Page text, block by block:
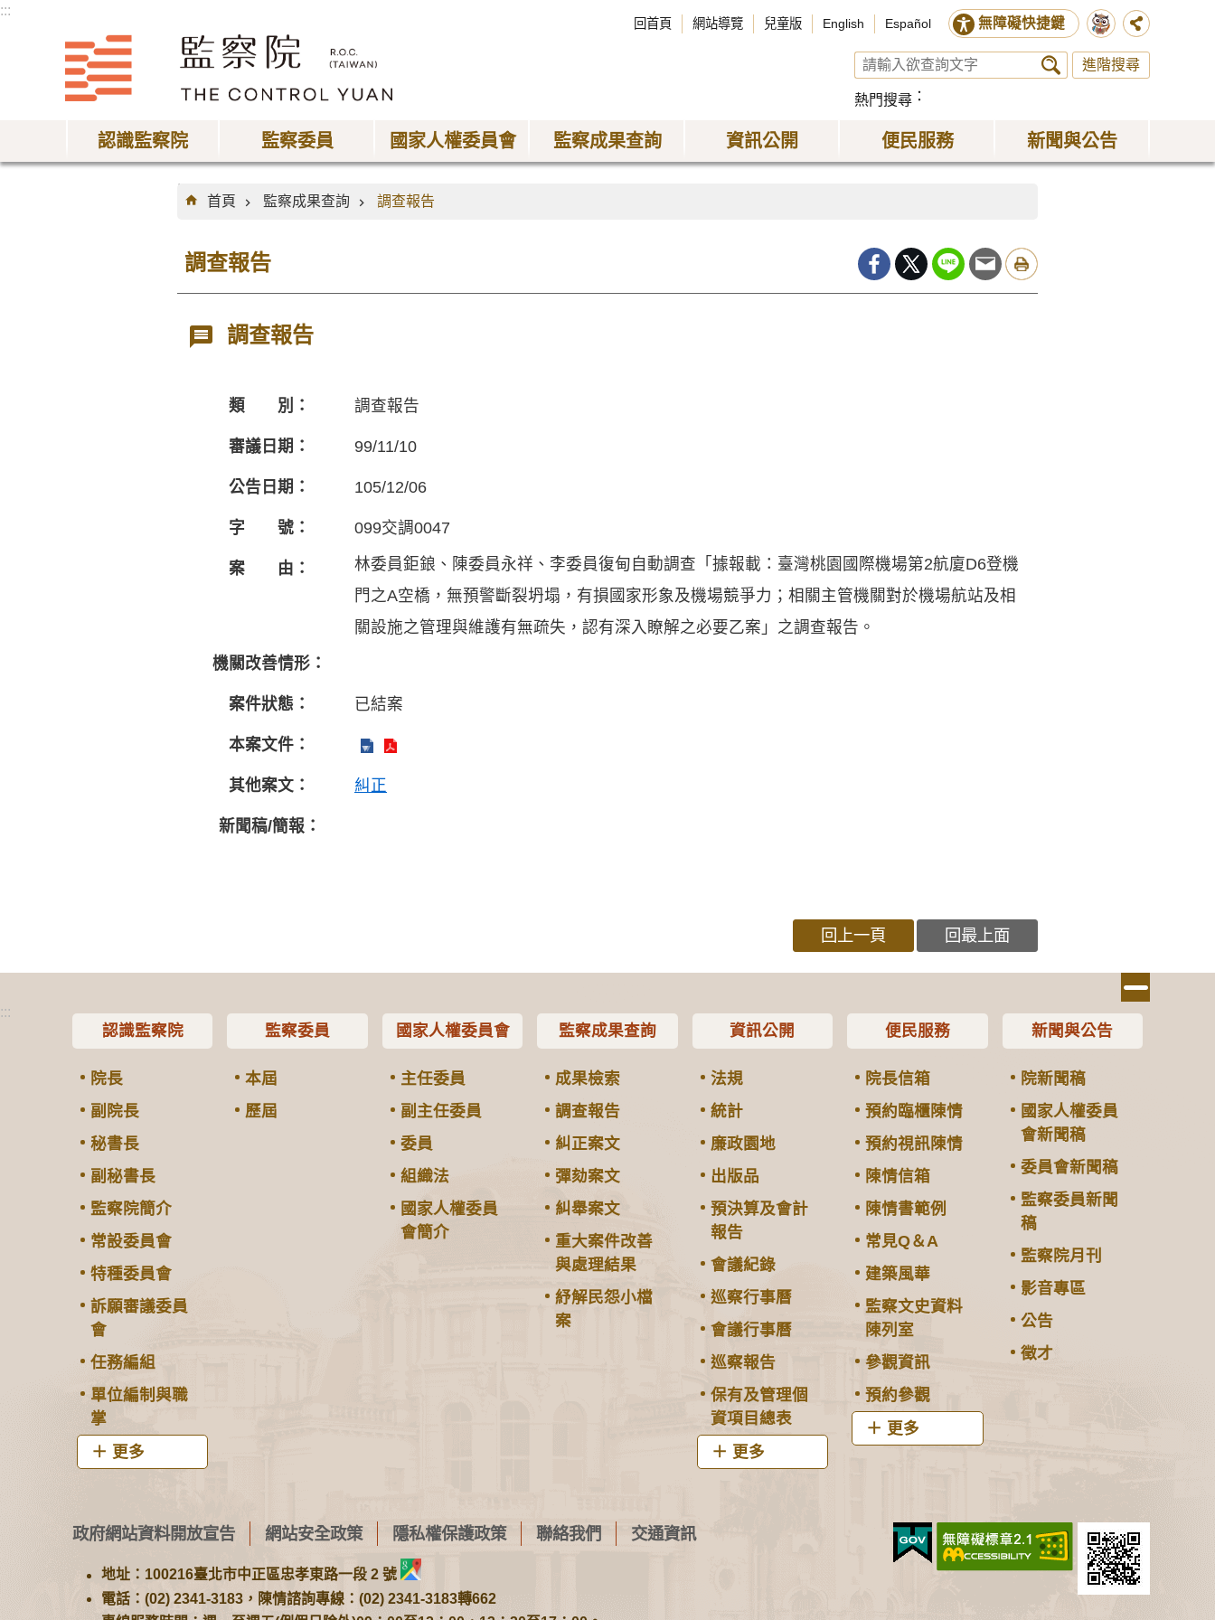
:::
回首頁 網站導覽 兒童版 English Español 無障礙快捷鍵
進階搜尋
熱門搜尋
認識監察院 監察委員 國家人權委員會 監察成果查詢 資訊公開 便民服務 新聞與公告
:::
首頁
監察成果查詢 調查報告
調查報告
調查報告
類 別： 調查報告
審議日期： 99/11/10
公告日期： 105/12/06
字 號： 099交調0047
案 由：
林委員鉅鋃、陳委員永祥、李委員復甸自動調查「據報載：臺灣桃園國際機場第2航廈D6登機
門之A空橋，無預警斷裂坍塌，有損國家形象及機場競爭力；相關主管機關對於機場航站及相
關設施之管理與維護有無疏失，認有深入瞭解之必要乙案」之調查報告。
機關改善情形：
案件狀態： 已結案
本案文件：
其他案文： 糾正
新聞稿/簡報：
回上一頁 回最上面
:::
認識監察院
院長
副院長
秘書長
副秘書長
監察院簡介
常設委員會
特種委員會
訴願審議委員
會
任務編組
單位編制與職
掌
更多
監察委員
本屆
歷屆
國家人權委員會
主任委員
副主任委員
委員
組織法
國家人權委員
會簡介
監察成果查詢
成果檢索
調查報告
糾正案文
彈劾案文
糾舉案文
重大案件改善
與處理結果
紓解民怨小檔
案
資訊公開
法規
統計
廉政園地
出版品
預決算及會計
報告
會議紀錄
巡察行事曆
會議行事曆
巡察報告
保有及管理個
資項目總表
更多
便民服務
院長信箱
預約臨櫃陳情
預約視訊陳情
陳情信箱
陳情書範例
常見Q＆A
建築風華
監察文史資料
陳列室
參觀資訊
預約參觀
更多
新聞與公告
院新聞稿
國家人權委員
會新聞稿
委員會新聞稿
監察委員新聞
稿
監察院月刊
影音專區
公告
徵才
政府網站資料開放宣告 網站安全政策 隱私權保護政策 聯絡我們 交通資訊
地址：100216臺北市中正區忠孝東路一段 2 號
電話：(02) 2341-3183，陳情諮詢專線：(02) 2341-3183轉662